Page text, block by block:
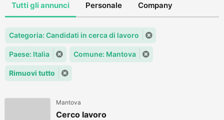
Tutti gli annunci Personale Company
Categoria: Candidati in cerca di lavoro
Paese: Italia Comune: Mantova
Rimuovi tutto
Mantova
Cerco lavoro